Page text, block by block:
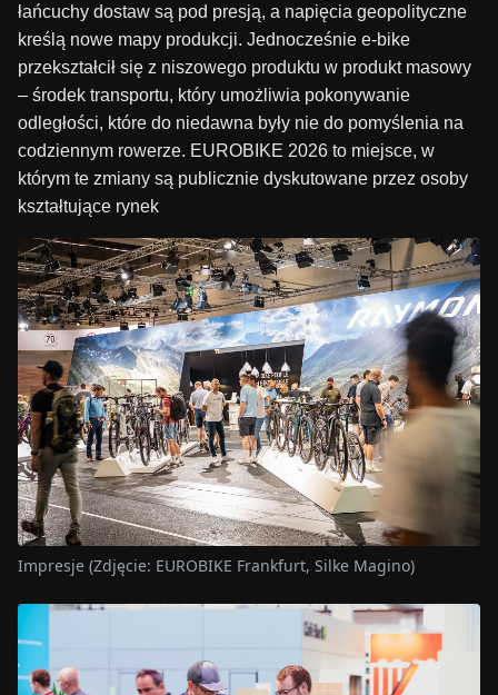
łańcuchy dostaw są pod presją, a napięcia geopolityczne
kreślą nowe mapy produkcji. Jednocześnie e-bike
przekształcił się z niszowego produktu w produkt masowy
– środek transportu, który umożliwia pokonywanie
odległości, które do niedawna były nie do pomyślenia na
codziennym rowerze. EUROBIKE 2026 to miejsce, w
którym te zmiany są publicznie dyskutowane przez osoby
kształtujące rynek
Impresje (Zdjęcie: EUROBIKE Frankfurt, Silke Magino)